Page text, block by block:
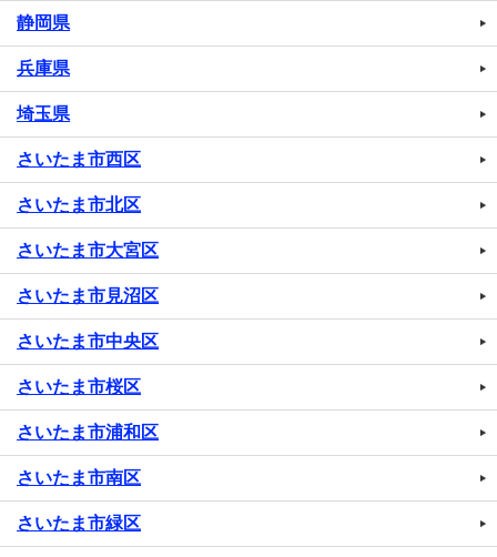
静岡県
兵庫県
埼玉県
さいたま市西区
さいたま市北区
さいたま市大宮区
さいたま市見沼区
さいたま市中央区
さいたま市桜区
さいたま市浦和区
さいたま市南区
さいたま市緑区